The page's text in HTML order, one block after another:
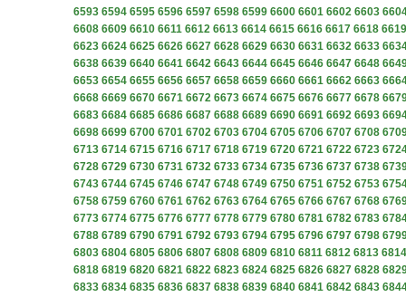
6593 6594 6595 6596 6597 6598 6599 6600 6601 6602 6603
6608 6609 6610 6611 6612 6613 6614 6615 6616 6617 6618 6619
6623 6624 6625 6626 6627 6628 6629 6630 6631 6632 6633
6638 6639 6640 6641 6642 6643 6644 6645 6646 6647 6648
6653 6654 6655 6656 6657 6658 6659 6660 6661 6662 6663
6668 6669 6670 6671 6672 6673 6674 6675 6676 6677 6678
6683 6684 6685 6686 6687 6688 6689 6690 6691 6692 6693
6698 6699 6700 6701 6702 6703 6704 6705 6706 6707 6708
6713 6714 6715 6716 6717 6718 6719 6720 6721 6722 6723
6728 6729 6730 6731 6732 6733 6734 6735 6736 6737 6738
6743 6744 6745 6746 6747 6748 6749 6750 6751 6752 6753
6758 6759 6760 6761 6762 6763 6764 6765 6766 6767 6768
6773 6774 6775 6776 6777 6778 6779 6780 6781 6782 6783
6788 6789 6790 6791 6792 6793 6794 6795 6796 6797 6798
6803 6804 6805 6806 6807 6808 6809 6810 6811 6812 6813 6814
6818 6819 6820 6821 6822 6823 6824 6825 6826 6827 6828
6833 6834 6835 6836 6837 6838 6839 6840 6841 6842 6843